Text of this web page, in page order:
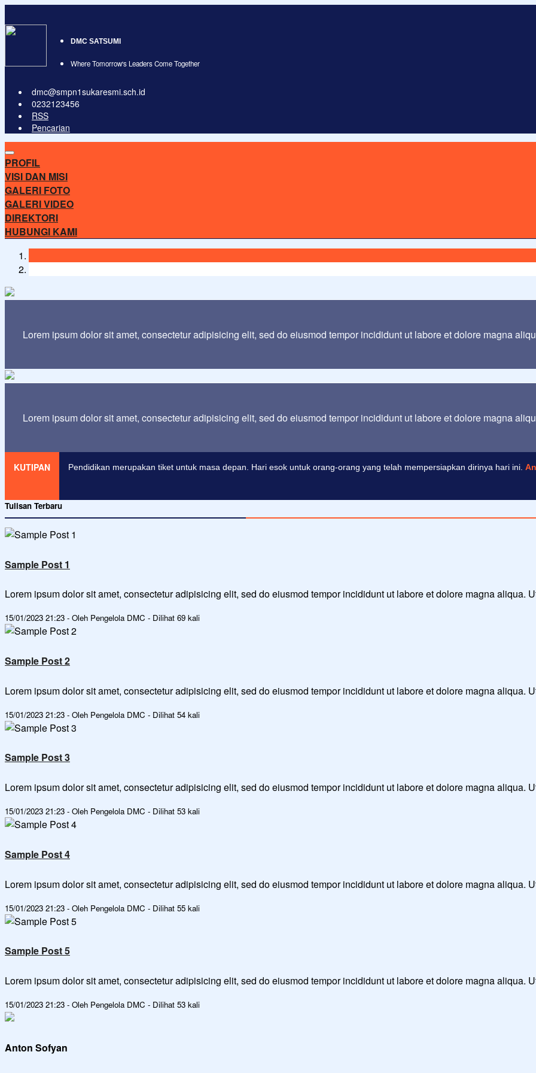
DMC SATSUMI
Where Tomorrow's Leaders Come Together
dmc@smpn1sukaresmi.sch.id
0232123456
RSS
Pencarian
PROFIL
VISI DAN MISI
GALERI FOTO
GALERI VIDEO
DIREKTORI
HUBUNGI KAMI
Lorem ipsum dolor sit amet, consectetur adipisicing elit, sed do eiusmod tempor incididunt ut labore et dolore magna
Lorem ipsum dolor sit amet, consectetur adipisicing elit, sed do eiusmod tempor incididunt ut labore et dolore magna
KUTIPAN Pendidikan merupakan tiket untuk masa depan. Hari esok untuk orang-orang yang telah mempersiapkan dirinya hari ini.
Tulisan Terbaru
Sample Post 1
Lorem ipsum dolor sit amet, consectetur adipisicing elit, sed do eiusmod tempor incididunt ut labore et dolore magna aliqua.
15/01/2023 21:23 - Oleh Pengelola DMC - Dilihat 69 kali
Sample Post 2
Lorem ipsum dolor sit amet, consectetur adipisicing elit, sed do eiusmod tempor incididunt ut labore et dolore magna aliqua.
15/01/2023 21:23 - Oleh Pengelola DMC - Dilihat 54 kali
Sample Post 3
Lorem ipsum dolor sit amet, consectetur adipisicing elit, sed do eiusmod tempor incididunt ut labore et dolore magna aliqua.
15/01/2023 21:23 - Oleh Pengelola DMC - Dilihat 53 kali
Sample Post 4
Lorem ipsum dolor sit amet, consectetur adipisicing elit, sed do eiusmod tempor incididunt ut labore et dolore magna aliqua.
15/01/2023 21:23 - Oleh Pengelola DMC - Dilihat 55 kali
Sample Post 5
Lorem ipsum dolor sit amet, consectetur adipisicing elit, sed do eiusmod tempor incididunt ut labore et dolore magna aliqua.
15/01/2023 21:23 - Oleh Pengelola DMC - Dilihat 53 kali
Anton Sofyan